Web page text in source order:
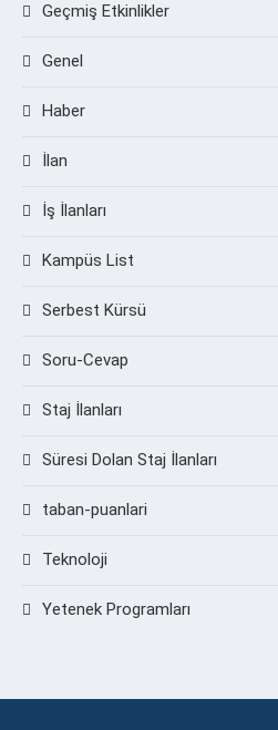
Geçmiş Etkinlikler
Genel
Haber
İlan
İş İlanları
Kampüs List
Serbest Kürsü
Soru-Cevap
Staj İlanları
Süresi Dolan Staj İlanları
taban-puanlari
Teknoloji
Yetenek Programları